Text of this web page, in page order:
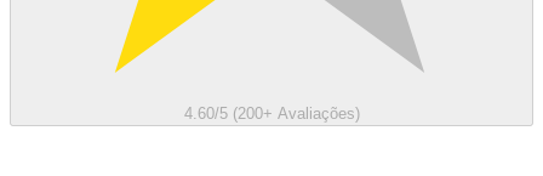
4.60/5 (200+ Avaliações)